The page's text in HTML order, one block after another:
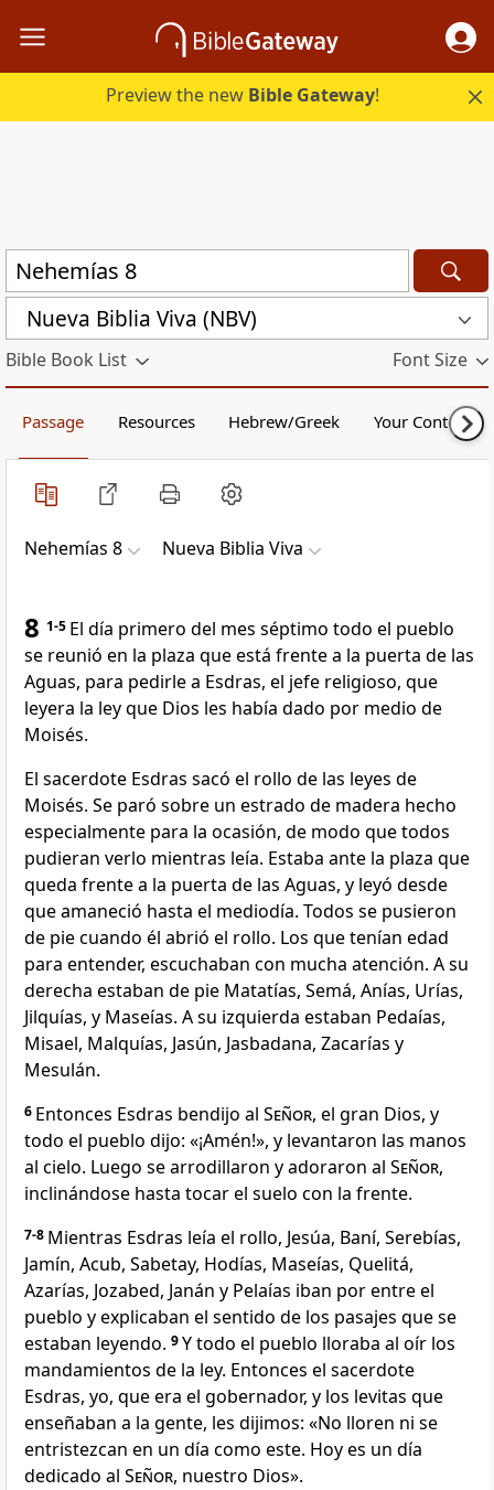
Preview the new Bible Gateway!
Nueva Biblia Viva (NBV)
Bible Book List Font Size
Passage Resources Hebrew/Greek Your Content
Nehemías 8 Nueva Biblia Viva
8 1-5 El día primero del mes séptimo todo el pueblo
se reunió en la plaza que está frente a la puerta de las
Aguas, para pedirle a Esdras, el jefe religioso, que
leyera la ley que Dios les había dado por medio de
Moisés.
El sacerdote Esdras sacó el rollo de las leyes de
Moisés. Se paró sobre un estrado de madera hecho
especialmente para la ocasión, de modo que todos
pudieran verlo mientras leía. Estaba ante la plaza que
queda frente a la puerta de las Aguas, y leyó desde
que amaneció hasta el mediodía. Todos se pusieron
de pie cuando él abrió el rollo. Los que tenían edad
para entender, escuchaban con mucha atención. A su
derecha estaban de pie Matatías, Semá, Anías, Urías,
Jilquías, y Maseías. A su izquierda estaban Pedaías,
Misael, Malquías, Jasún, Jasbadana, Zacarías y
Mesulán.
6 Entonces Esdras bendijo al Señor, el gran Dios, y
todo el pueblo dijo: «¡Amén!», y levantaron las manos
al cielo. Luego se arrodillaron y adoraron al Señor,
inclinándose hasta tocar el suelo con la frente.
7-8 Mientras Esdras leía el rollo, Jesúa, Baní, Serebías,
Jamín, Acub, Sabetay, Hodías, Maseías, Quelitá,
Azarías, Jozabed, Janán y Pelaías iban por entre el
pueblo y explicaban el sentido de los pasajes que se
estaban leyendo. 9Y todo el pueblo lloraba al oír los
mandamientos de la ley. Entonces el sacerdote
Esdras, yo, que era el gobernador, y los levitas que
enseñaban a la gente, les dijimos: «No lloren ni se
entristezcan en un día como este. Hoy es un día
dedicado al Señor, nuestro Dios».